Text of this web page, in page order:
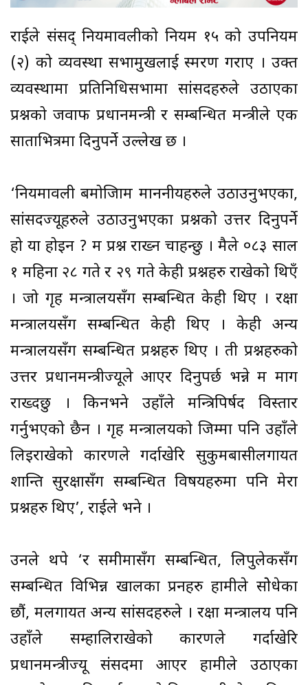
राईले संसद् नियमावलीको नियम १५ को उपनियम
(२) को व्यवस्था सभामुखलाई स्मरण गराए । उक्त
व्यवस्थामा प्रतिनिधिसभामा सांसदहरुले उठाएका
प्रश्नको जवाफ प्रधानमन्त्री र सम्बन्धित मन्त्रीले एक
साताभित्रमा दिनुपर्ने उल्लेख छ ।
‘नियमावली बमोजिाम माननीयहरुले उठाउनुभएका,
सांसदज्यूहरुले उठाउनुभएका प्रश्नको उत्तर दिनुपर्ने
हो या होइन ? म प्रश्न राख्न चाहन्छु । मैले ०८३ साल
१ महिना २८ गते र २९ गते केही प्रश्नहरु राखेको थिएँ
। जो गृह मन्त्रालयसँग सम्बन्धित केही थिए । रक्षा
मन्त्रालयसँग सम्बन्धित केही थिए । केही अन्य
मन्त्रालयसँग सम्बन्धित प्रश्नहरु थिए । ती प्रश्नहरुको
उत्तर प्रधानमन्त्रीज्यूले आएर दिनुपर्छ भन्ने म माग
राख्दछु । किनभने उहाँले मन्त्रिपिर्षद विस्तार
गर्नुभएको छैन । गृह मन्त्रालयको जिम्मा पनि उहाँले
लिइराखेको कारणले गर्दाखेरि सुकुमबासीलगायत
शान्ति सुरक्षासँग सम्बन्धित विषयहरुमा पनि मेरा
प्रश्नहरु थिए’, राईले भने ।
उनले थपे ‘र समीमासँग सम्बन्धित, लिपुलेकसँग
सम्बन्धित विभिन्न खालका प्रनहरु हामीले सोेधेका
छौं, मलगायत अन्य सांसदहरुले । रक्षा मन्त्रालय पनि
उहाँले सम्हालिराखेको कारणले गर्दाखेरि
प्रधानमन्त्रीज्यू संसदमा आएर हामीले उठाएका